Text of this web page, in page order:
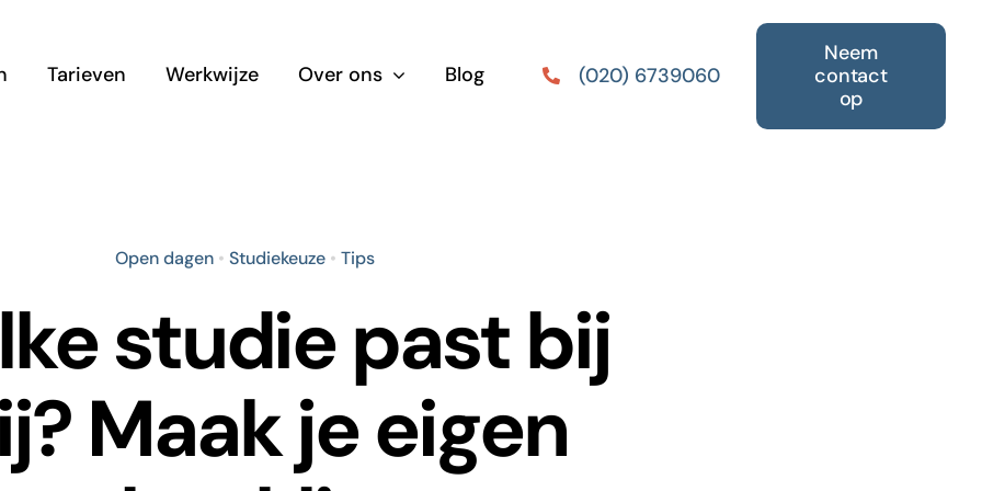
Tarieven Werkwijze Over ons Blog (020) 6739060
Neem
contact
op
Open dagen •Studiekeuze •Tips
studie past bij
Maak je eigen